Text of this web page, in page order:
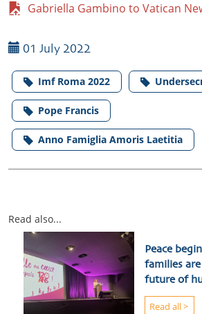
Gabriella Gambino to Vatican
01 July 2022
Imf Roma 2022
Pope Francis
Anno Famiglia Amoris Laetitia
Read also...
Peace
families
future of
Read all >